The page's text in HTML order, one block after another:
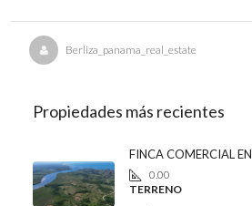
Berliza_panama_real_estate
Propiedades más recientes
FINCA COMERCIAL
0.00
TERRENO